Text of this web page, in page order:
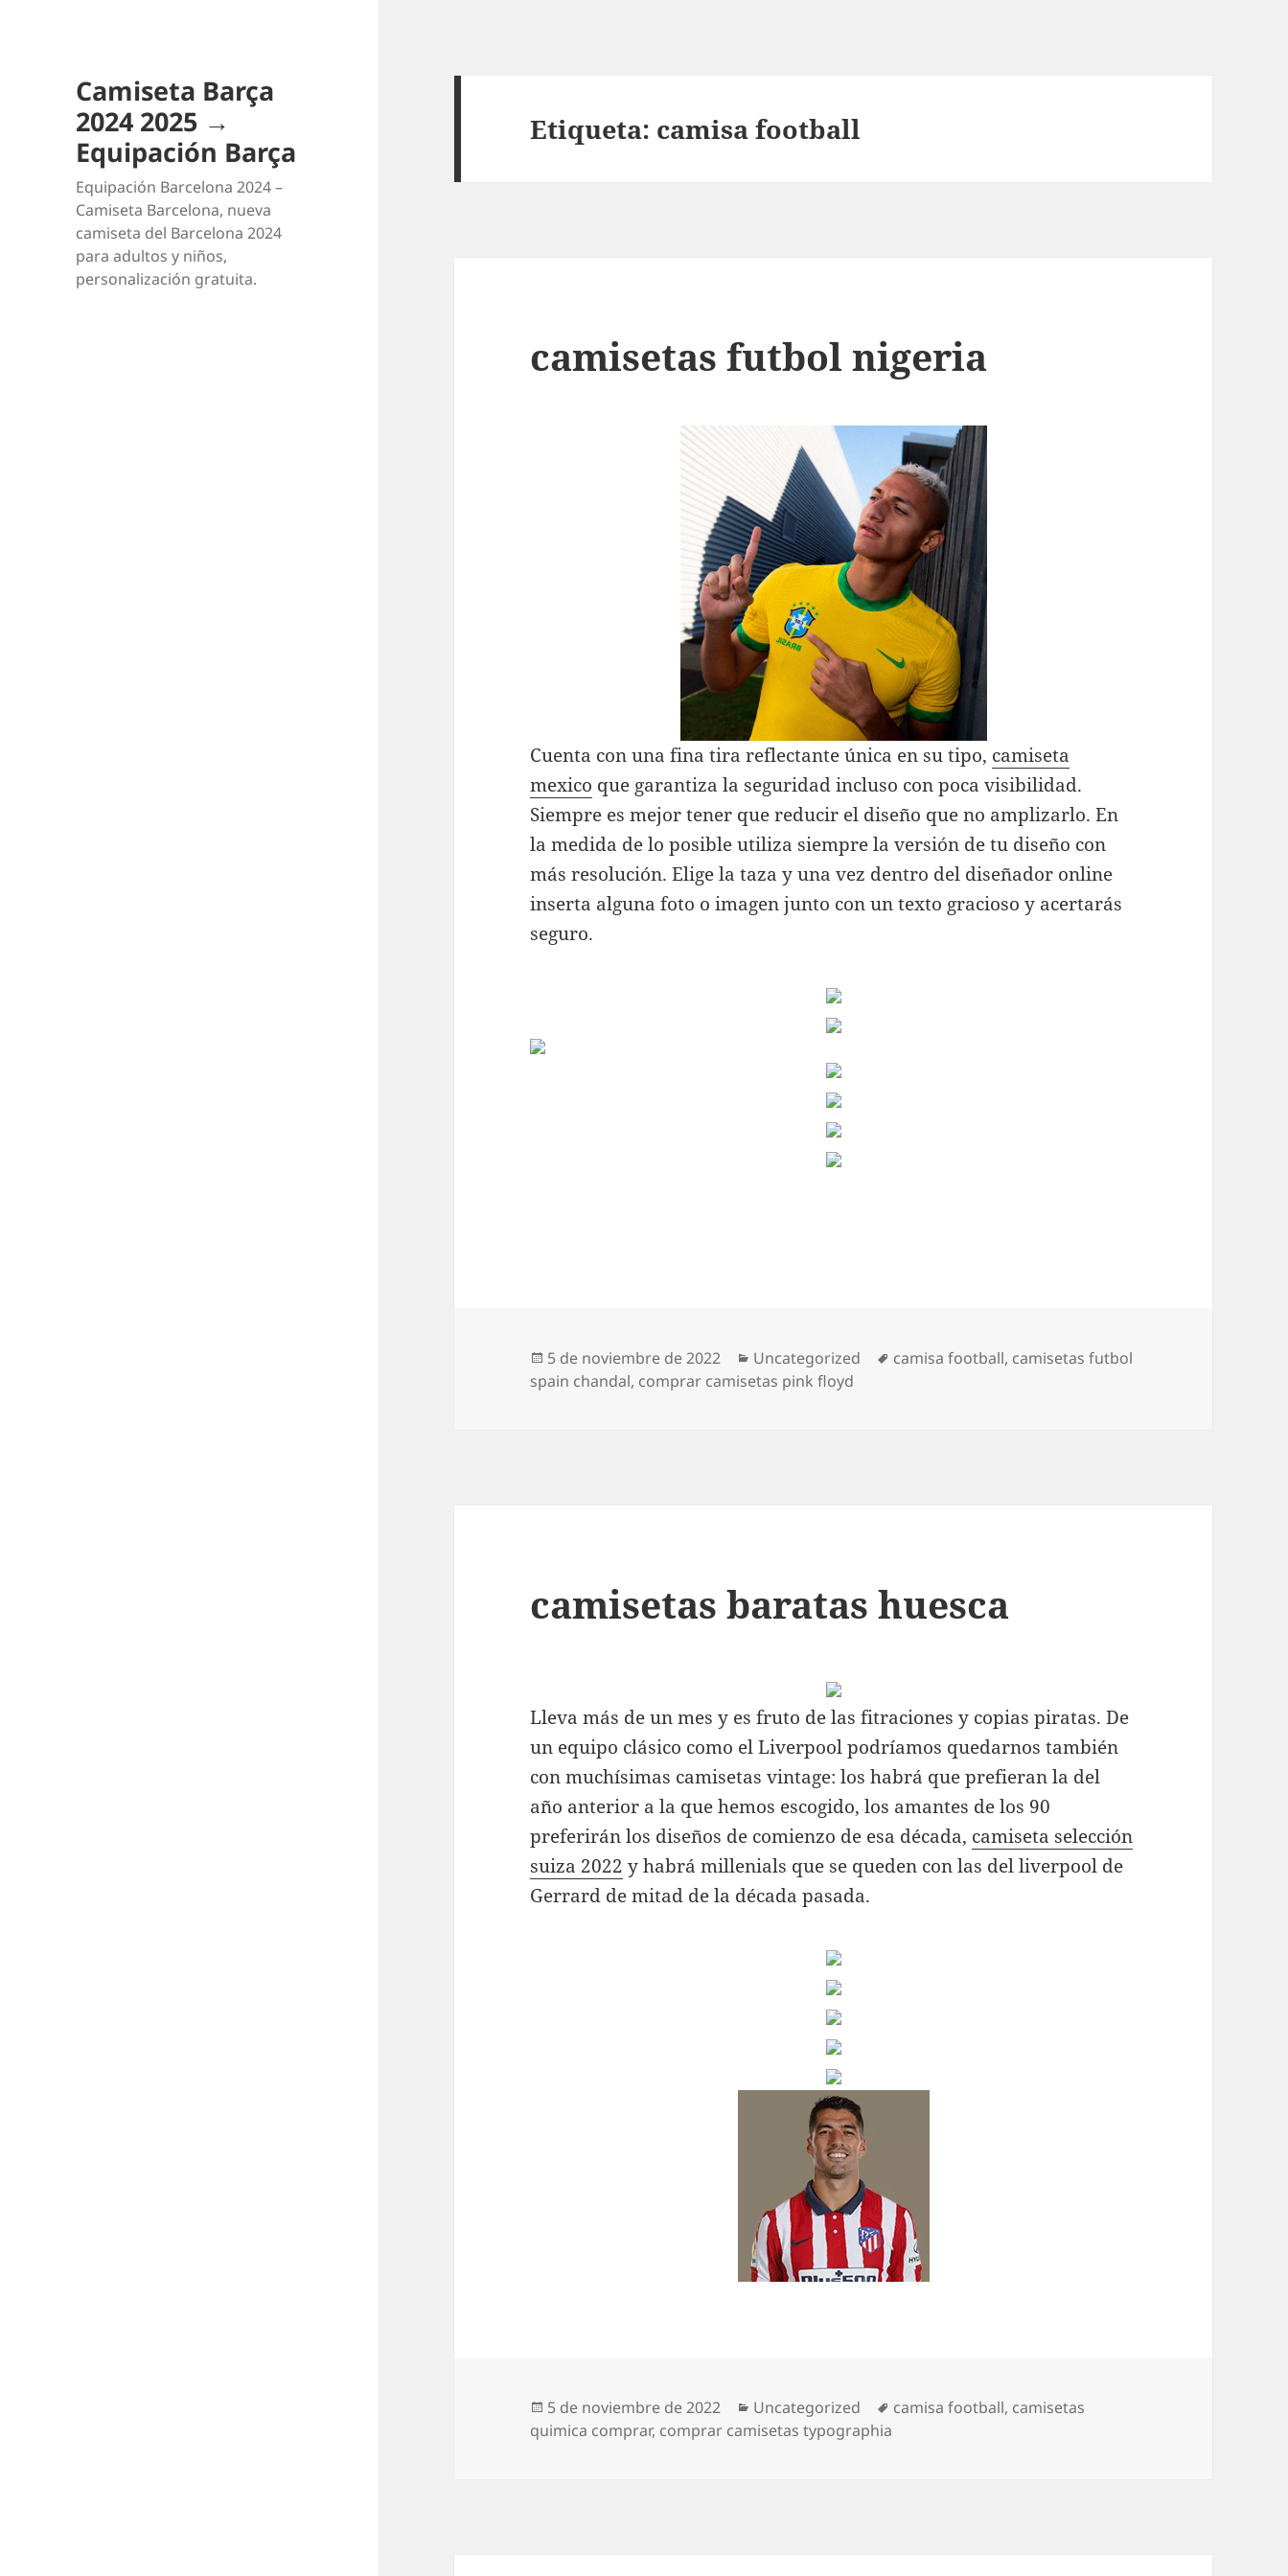
Camiseta Barça
2024 2025 →
Equipación Barça
Equipación Barcelona 2024 –
Camiseta Barcelona, nueva
camiseta del Barcelona 2024
para adultos y niños,
personalización gratuita.
Etiqueta: camisa football
camisetas futbol nigeria
Cuenta con una fina tira reflectante única en su tipo, camiseta
mexico que garantiza la seguridad incluso con poca visibilidad.
Siempre es mejor tener que reducir el diseño que no amplizarlo. En
la medida de lo posible utiliza siempre la versión de tu diseño con
más resolución. Elige la taza y una vez dentro del diseñador online
inserta alguna foto o imagen junto con un texto gracioso y acertarás
seguro.
Publicado
el
5 de noviembre de 2022 Categorías
Uncategorized Etiquetas
camisa football, camisetas futbol
spain chandal, comprar camisetas pink floyd
camisetas baratas huesca
Lleva más de un mes y es fruto de las fitraciones y copias piratas. De
un equipo clásico como el Liverpool podríamos quedarnos también
con muchísimas camisetas vintage: los habrá que prefieran la del
año anterior a la que hemos escogido, los amantes de los 90
preferirán los diseños de comienzo de esa década, camiseta selección
suiza 2022 y habrá millenials que se queden con las del liverpool de
Gerrard de mitad de la década pasada.
Publicado
el
5 de noviembre de 2022 Categorías
Uncategorized Etiquetas
camisa football, camisetas
quimica comprar, comprar camisetas typographia